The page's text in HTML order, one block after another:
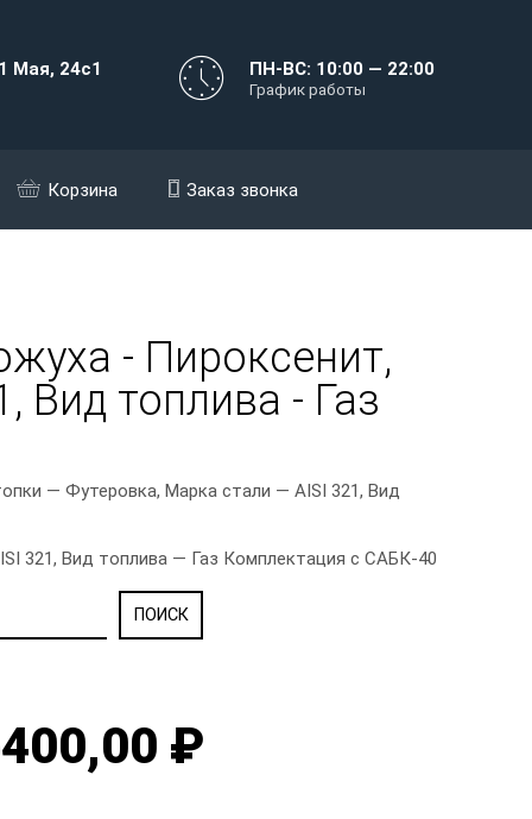
Мая, 24с1 ПН-ВС: 10:00 — 22:00
График работы
Корзина Заказ звонка
- Пироксенит,
Вид топлива - Газ
— Футеровка, Марка стали — AISI 321, Вид
321, Вид топлива — Газ Комплектация с САБК-40
₽